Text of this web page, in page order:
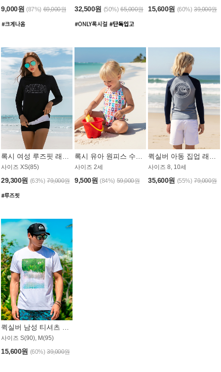
9,000원 (87%) 69,000원 32,500원 (50%) 65,000원 15,600원 (60%) 39,000원
사이즈 XS(85)
29,300원 (63%) 79,000원
사이즈 2세
9,500원 (84%) 59,000원
사이즈 8, 10세
35,600원 (55%) 79,000원
퀵실버 남성 티셔츠 MST357WQS
사이즈 S(90), M(95)
15,600원 (60%) 39,000원